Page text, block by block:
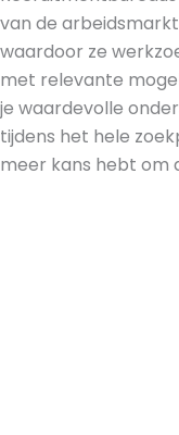
van de
waardoor ze
met relevante
je waardevolle
tijdens het hele
meer kans hebt om